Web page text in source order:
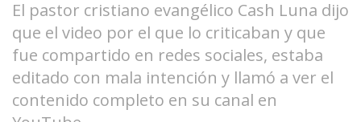
El pastor cristiano evangélico Cash Luna dijo
que el video por el que lo criticaban y que
fue compartido en redes sociales, estaba
editado con mala intención y llamó a ver el
contenido completo en su canal en